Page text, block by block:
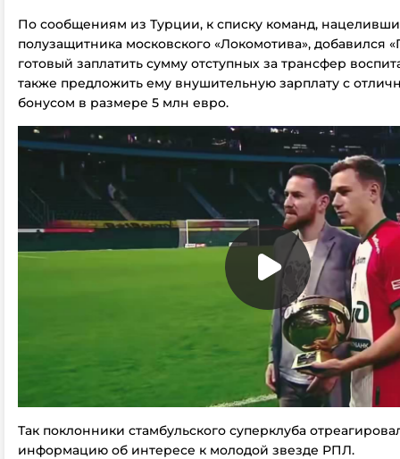
По сообщениям из Турции, к списку команд,
полузащитника московского «Локомотива», добавился
готовый заплатить сумму отступных за трансфер
также предложить ему внушительную зарплату с
бонусом в размере 5 млн евро.
Так поклонники стамбульского суперклуба
информацию об интересе к молодой звезде РПЛ.